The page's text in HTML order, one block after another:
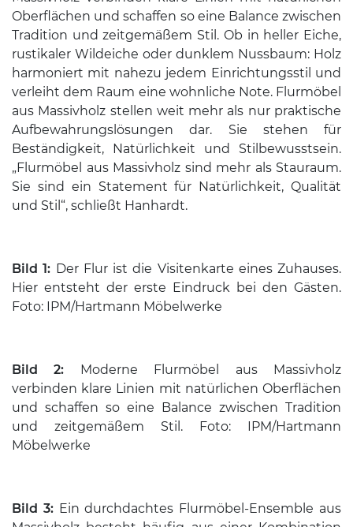
Oberflächen und schaffen so eine Balance zwischen
Tradition und zeitgemäßem Stil. Ob in heller Eiche,
rustikaler Wildeiche oder dunklem Nussbaum: Holz
harmoniert mit nahezu jedem Einrichtungsstil und
verleiht dem Raum eine wohnliche Note. Flurmöbel
aus Massivholz stellen weit mehr als nur praktische
Aufbewahrungslösungen dar. Sie stehen für
Beständigkeit, Natürlichkeit und Stilbewusstsein.
„Flurmöbel aus Massivholz sind mehr als Stauraum.
Sie sind ein Statement für Natürlichkeit, Qualität
und Stil“, schließt Hanhardt.
Bild 1: Der Flur ist die Visitenkarte eines Zuhauses.
Hier entsteht der erste Eindruck bei den Gästen.
Foto: IPM/Hartmann Möbelwerke
Bild 2: Moderne Flurmöbel aus Massivholz
verbinden klare Linien mit natürlichen Oberflächen
und schaffen so eine Balance zwischen Tradition
und zeitgemäßem Stil. Foto: IPM/Hartmann
Möbelwerke
Bild 3:Ein durchdachtes Flurmöbel-Ensemble aus